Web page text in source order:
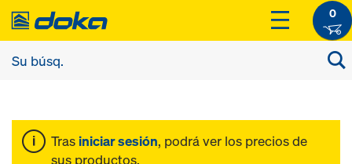
0
Tras iniciar sesión, podrá ver los precios de
sus productos.